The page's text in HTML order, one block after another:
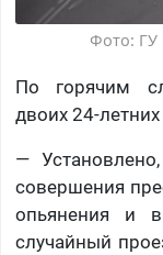
Фото: ГУ
По горячим
двоих 24-
—
совершения
опьянения и
случайный